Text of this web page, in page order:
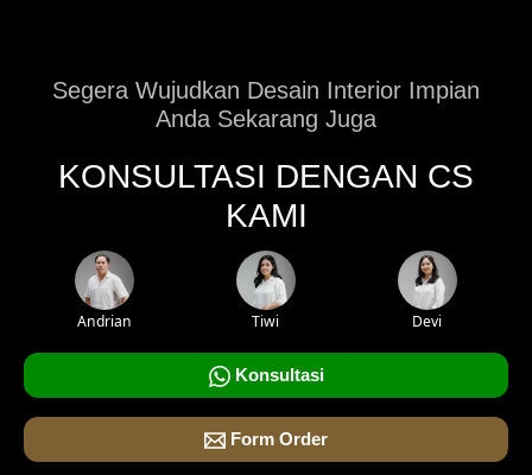
Segera Wujudkan Desain Interior Impian
Anda Sekarang Juga
KONSULTASI DENGAN CS
KAMI
Andrian Tiwi Devi
Konsultasi
Form Order